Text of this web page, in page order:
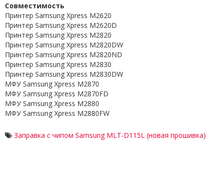
Совместимость
Принтер Samsung Xpress M2620
Принтер Samsung Xpress M2620D
Принтер Samsung Xpress M2820
Принтер Samsung Xpress M2820DW
Принтер Samsung Xpress M2820ND
Принтер Samsung Xpress M2830
Принтер Samsung Xpress M2830DW
МФУ Samsung Xpress M2870
МФУ Samsung Xpress M2870FD
МФУ Samsung Xpress M2880
МФУ Samsung Xpress M2880FW
Заправка с чипом Samsung MLT-D115L (новая прошивка)